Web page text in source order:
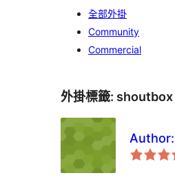
全部外掛
Community
Commercial
外掛標籤: shoutbox